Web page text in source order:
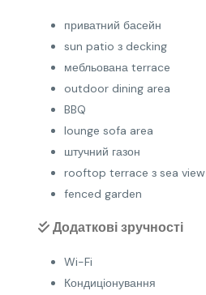
приватний басейн
sun patio з decking
мебльована terrace
outdoor dining area
BBQ
lounge sofa area
штучний газон
rooftop terrace з sea view
fenced garden
Додаткові зручності
Wi-Fi
Кондиціонування